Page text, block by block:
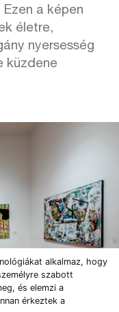
alkalmaz, hogy
szabott
és elemzi a
érkeztek a
a képen
életre,
nyersesség
küzdene